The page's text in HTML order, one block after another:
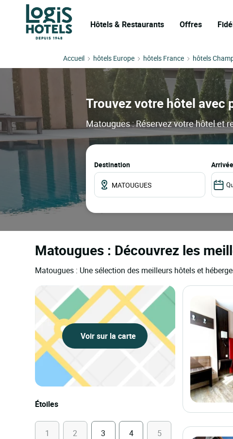
Hôtels & Restaurants Offres
Accueil hôtels Europe hôtels France hôtels
Trouvez votre hôtel avec
Matougues : Réservez votre hôtel et
Destination arrivée
Matougues : Découvrez les
Matougues : Une sélection des meilleurs hôtels et
Voir sur la carte
Étoiles
1 2 3 4 5